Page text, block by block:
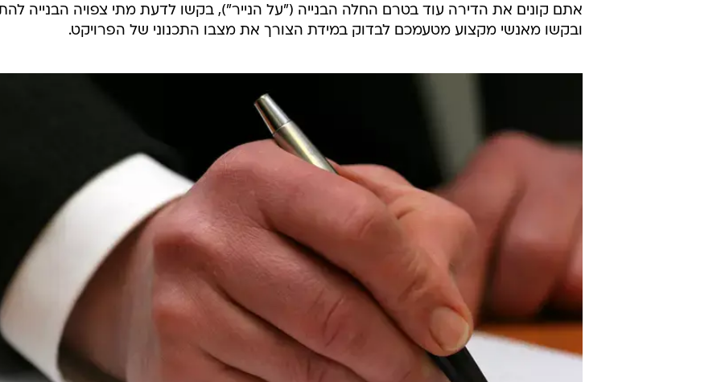
אתם קונים את הדירה עוד בטרם החלה הבנייה ("על הנייר"), בקשו לדעת מתי צפויה הבנייה
ובקשו מאנשי מקצוע מטעמכם לבדוק במידת הצורך את מצבו התכנוני של הפרויקט.